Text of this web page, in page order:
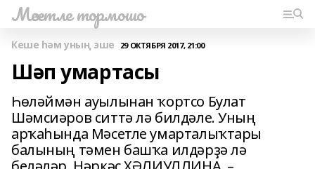
Мәсетле тормошо
Кеше һәм уның эше 29 ОКТЯБРЯ 2017, 21:00
Шәп умартасы
Һөләймән ауылынан ҡортсо Булат
Шәмсиәров ситтә лә билдәле. Уның
арҡаһында Мәсетле умарталыҡтары
балының тәмен башҡа илдәрҙә лә